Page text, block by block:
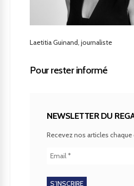
Laetitia Guinand, journaliste
Pour rester informé
NEWSLETTER DU
Recevez nos articles